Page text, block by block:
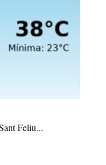
Feliu...